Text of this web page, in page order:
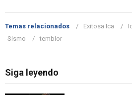
Temas relacionados Exitosa Ica
Sismo
temblor
Siga leyendo